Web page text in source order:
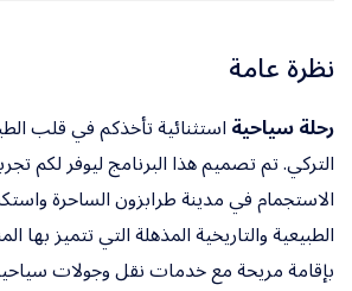
نظرة عامة
رحلة سياحية استثنائية تأخذكم في قلب
التركي. تم تصميم هذا البرنامج ليوفر لكم
الاستجمام في مدينة طرابزون الساحرة
الطبيعية والتاريخية المذهلة التي تتميز بها
بإقامة مريحة مع خدمات نقل وجولات